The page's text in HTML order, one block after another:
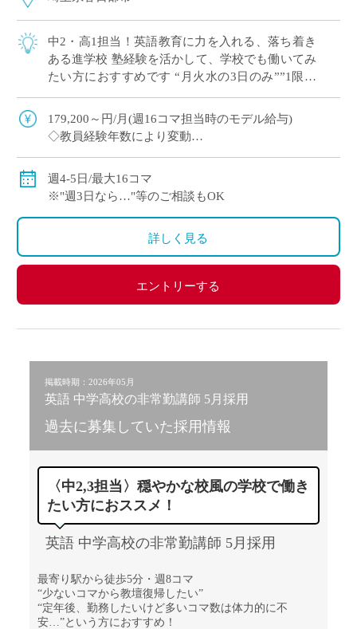
中2・高1担当！英語教育に力を入れる、落ち着き
ある進学校 塾経験を活かして、学校でも働いてみ
たい方におすすめです “月火水の3日のみ””1限な
179,200～円/月(週16コマ担当時のモデル給与)
◇教員経験年数により変動
週4-5日/最大16コマ
※"週3日なら…"等のご相談もOK
詳しく見る
エントリーする
掲載時期：2026年05月
英語 中学高校の非常勤講師 5月採用
過去に募集していた採用情報
〈中2,3担当〉穏やかな校風の学校で働き
たい方におススメ！
英語 中学高校の非常勤講師 5月採用
最寄り駅から徒歩5分・週8コマ
“少ないコマから教壇復帰したい”
“定年後、勤務したいけど多いコマ数は体力的に不
安…”という方におすすめ！